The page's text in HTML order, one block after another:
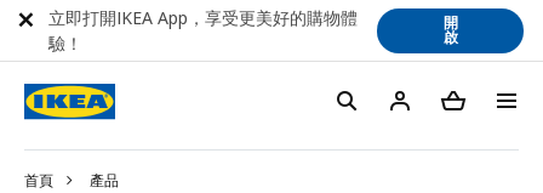
首頁 產品
立即打開IKEA App，享受更美好的購物體
驗！
開
啟